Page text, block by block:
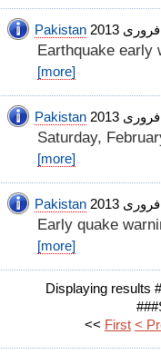
Pakistan
Earthquake early
[more]
Pakistan
Saturday,
[more]
Pakistan
Early quake
[more]
Displaying results
<